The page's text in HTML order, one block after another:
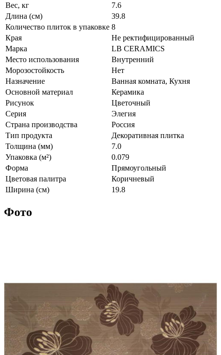
Вес, кг
7.6
Длина (см)
39.8
Количество плиток в упаковке 8
Края
Не ректифицированный
Марка
LB CERAMICS
Место использования
Внутренний
Морозостойкость
Нет
Назначение
Ванная комната, Кухня
Основной материал
Керамика
Рисунок
Цветочный
Серия
Элегия
Страна производства
Россия
Тип продукта
Декоративная плитка
Толщина (мм)
7.0
Упаковка (м²)
0.079
Форма
Прямоугольный
Цветовая палитра
Коричневый
Ширина (см)
19.8
Фото